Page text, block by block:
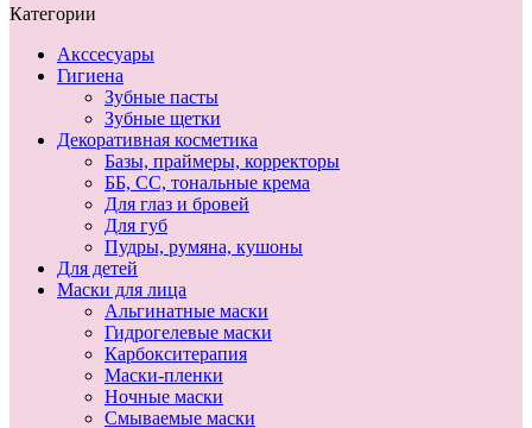
Категории
Акссесуары
Гигиена
Зубные пасты
Зубные щетки
Декоративная косметика
Базы, праймеры, корректоры
ББ, СС, тональные крема
Для глаз и бровей
Для губ
Пудры, румяна, кушоны
Для детей
Маски для лица
Альгинатные маски
Гидрогелевые маски
Карбокситерапия
Маски-пленки
Ночные маски
Смываемые маски